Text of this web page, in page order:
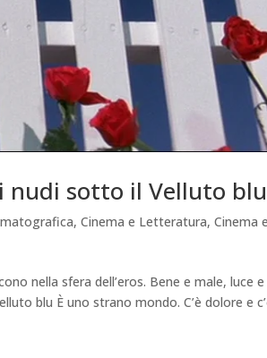
nudi sotto il Velluto blu
,Cinema e Letteratura,Cinema
nella sfera dell’eros. Bene e male, luce e
blu È uno strano mondo. C’è dolore e